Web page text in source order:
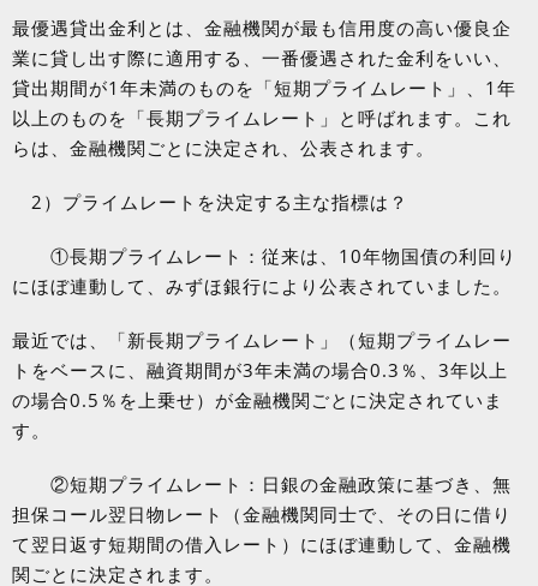
最優遇貸出金利とは、金融機関が最も信用度の高い優良企
業に貸し出す際に適用する、一番優遇された金利をいい、
貸出期間が1 年未満のものを「短期プライムレート」、 1 年
以上のものを「長期プライムレート」と呼ばれます。これ
らは、金融機関ごとに決定され、公表されます。
2 ）プライムレートを決定する主な指標は？
①長期プライムレート：従来は、 10年物国債の利回り
にほぼ連動して、みずほ銀行により公表されていました。
最近では、「新長期プライムレート」（短期プライムレー
トをベースに、融資期間が3年未満の場合0.3 ％、 3年以上
の場合0.5 ％を上乗せ）が金融機関ごとに決定されていま
す。
②短期プライムレート：日銀の金融政策に基づき、無
担保コール翌日物レート（金融機関同士で、その日に借り
て翌日返す短期間の借入レート）にほぼ連動して、金融機
関ごとに決定されます。